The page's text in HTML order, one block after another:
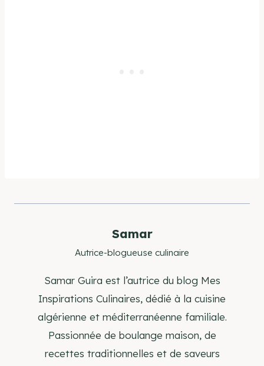
Samar
Autrice-blogueuse culinaire
Samar Guira est l’autrice du blog Mes
Inspirations Culinaires, dédié à la cuisine
algérienne et méditerranéenne familiale.
Passionnée de boulange maison, de
recettes traditionnelles et de saveurs